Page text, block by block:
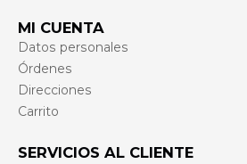
MI CUENTA
Datos personales
Órdenes
Direcciones
Carrito
SERVICIOS AL CLIENTE